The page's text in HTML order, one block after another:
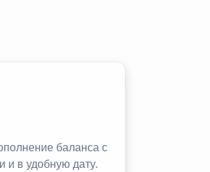
баланса с
и в удобную дату.